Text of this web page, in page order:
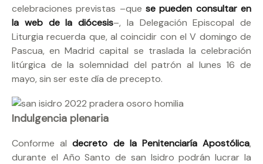
celebraciones previstas –que se pueden consultar en
la web de la diócesis–, la Delegación Episcopal de
Liturgia recuerda que, al coincidir con el V domingo de
Pascua, en Madrid capital se traslada la celebración
litúrgica de la solemnidad del patrón al lunes 16 de
mayo, sin ser este día de precepto.
Indulgencia plenaria
Conforme aldecreto de la Penitenciaría Apostólica,
durante el Año Santo de san Isidro podrán lucrar la